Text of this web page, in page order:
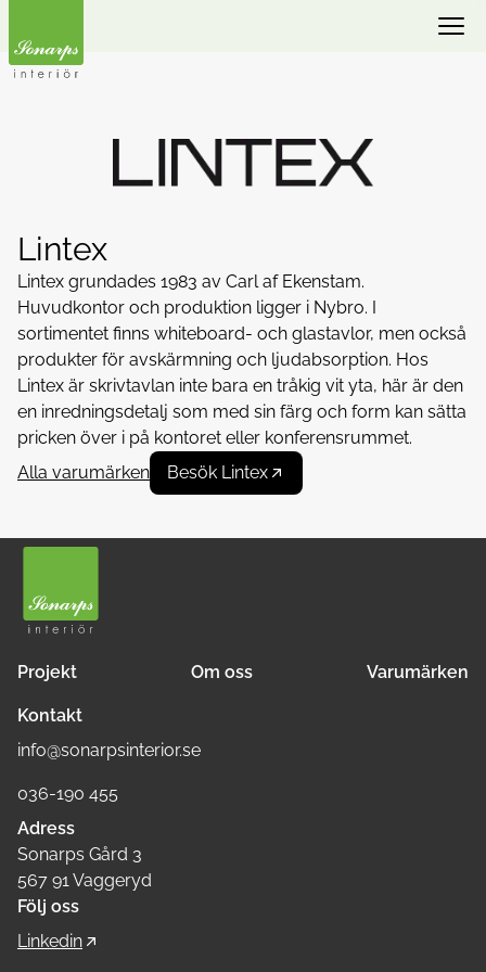
Lintex
Lintex grundades 1983 av Carl af Ekenstam.
Huvudkontor och produktion ligger i Nybro. I
sortimentet finns whiteboard- och glastavlor, men också
produkter för avskärmning och ljudabsorption. Hos
Lintex är skrivtavlan inte bara en tråkig vit yta, här är den
en inredningsdetalj som med sin färg och form kan sätta
pricken över i på kontoret eller konferensrummet.
Alla varumärken
Besök Lintex
Projekt Om oss Varumärken
Kontakt
info@sonarpsinterior.se
036-190 455
Adress
Sonarps Gård 3
567 91 Vaggeryd
Följ oss
Linkedin